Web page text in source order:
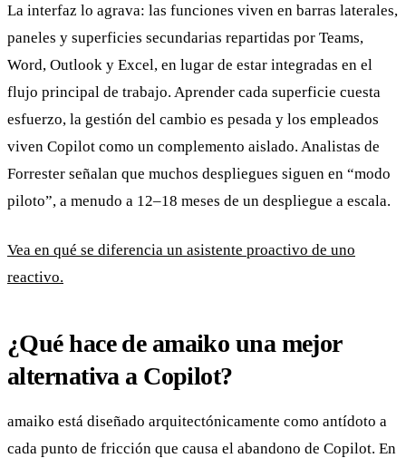
La interfaz lo agrava: las funciones viven en barras laterales,
paneles y superficies secundarias repartidas por Teams,
Word, Outlook y Excel, en lugar de estar integradas en el
flujo principal de trabajo. Aprender cada superficie cuesta
esfuerzo, la gestión del cambio es pesada y los empleados
viven Copilot como un complemento aislado. Analistas de
Forrester señalan que muchos despliegues siguen en “modo
piloto”, a menudo a 12–18 meses de un despliegue a escala.
Vea en qué se diferencia un asistente proactivo de uno
reactivo.
¿Qué hace de amaiko una mejor
alternativa a Copilot?
amaiko está diseñado arquitectónicamente como antídoto a
cada punto de fricción que causa el abandono de Copilot. En